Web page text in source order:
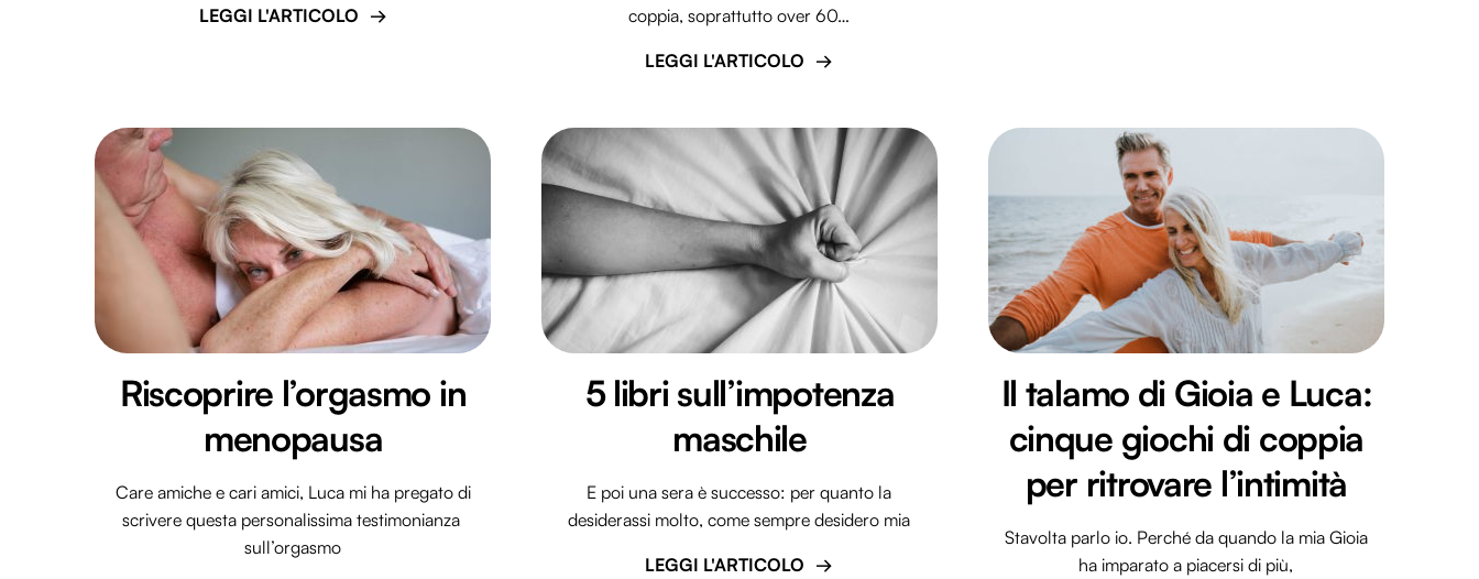
LEGGI L'ARTICOLO
coppia, soprattutto over 60…
LEGGI L'ARTICOLO
Riscoprire l’orgasmo in
menopausa
Care amiche e cari amici, Luca mi ha pregato di
scrivere questa personalissima testimonianza
sull’orgasmo
5 libri sull’impotenza
maschile
E poi una sera è successo: per quanto la
desiderassi molto, come sempre desidero mia
LEGGI L'ARTICOLO
Il talamo di Gioia e Luca:
cinque giochi di coppia
per ritrovare l’intimità
Stavolta parlo io. Perché da quando la mia Gioia
ha imparato a piacersi di più,